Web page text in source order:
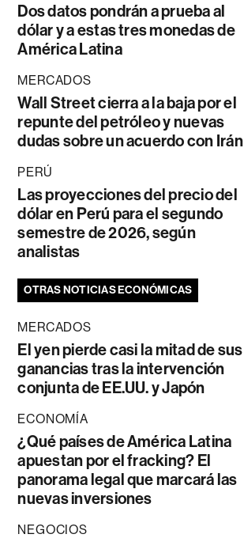
Dos datos pondrán a prueba al
dólar y a estas tres monedas de
América Latina
MERCADOS
Wall Street cierra a la baja por el
repunte del petróleo y nuevas
dudas sobre un acuerdo con Irán
PERÚ
Las proyecciones del precio del
dólar en Perú para el segundo
semestre de 2026, según
analistas
OTRAS NOTICIAS ECONÓMICAS
MERCADOS
El yen pierde casi la mitad de sus
ganancias tras la intervención
conjunta de EE.UU. y Japón
ECONOMÍA
¿Qué países de América Latina
apuestan por el fracking? El
panorama legal que marcará las
nuevas inversiones
NEGOCIOS